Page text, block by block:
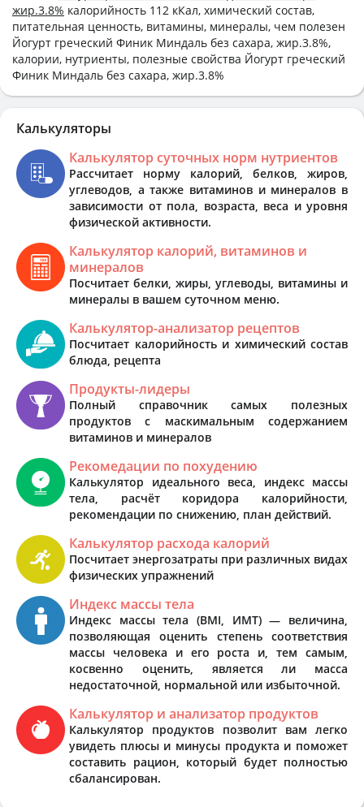
жир.3.8% калорийность 112 кКал, химический состав,
питательная ценность, витамины, минералы, чем полезен
Йогурт греческий Финик Миндаль без сахара, жир.3.8%,
калории, нутриенты, полезные свойства Йогурт греческий
Финик Миндаль без сахара, жир.3.8%
Калькуляторы
Калькулятор суточных норм нутриентов
Рассчитает норму калорий, белков, жиров,
углеводов, а также витаминов и минералов в
зависимости от пола, возраста, веса и уровня
физической активности.
Калькулятор калорий, витаминов и
минералов
Посчитает белки, жиры, углеводы, витамины и
минералы в вашем суточном меню.
Калькулятор-анализатор рецептов
Посчитает калорийность и химический состав
блюда, рецепта
Продукты-лидеры
Полный справочник самых полезных
продуктов с маскимальным содержанием
витаминов и минералов
Рекомедации по похудению
Калькулятор идеального веса, индекс массы
тела, расчёт коридора калорийности,
рекомендации по снижению, план действий.
Калькулятор расхода калорий
Посчитает энергозатраты при различных видах
физических упражнений
Индекс массы тела
Индекс массы тела (BMI, ИМТ) — величина,
позволяющая оценить степень соответствия
массы человека и его роста и, тем самым,
косвенно оценить, является ли масса
недостаточной, нормальной или избыточной.
Калькулятор и анализатор продуктов
Калькулятор продуктов позволит вам легко
увидеть плюсы и минусы продукта и поможет
составить рацион, который будет полностью
сбалансирован.